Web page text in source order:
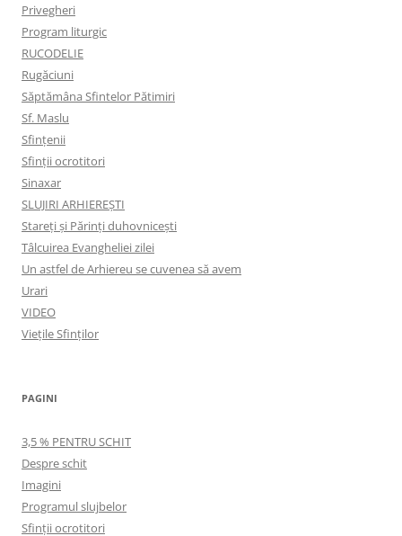
Privegheri
Program liturgic
RUCODELIE
Rugăciuni
Săptămâna Sfintelor Pătimiri
Sf. Maslu
Sfințenii
Sfinții ocrotitori
Sinaxar
SLUJIRI ARHIEREȘTI
Stareți și Părinți duhovnicești
Tâlcuirea Evangheliei zilei
Un astfel de Arhiereu se cuvenea să avem
Urari
VIDEO
Viețile Sfinților
PAGINI
3,5 % PENTRU SCHIT
Despre schit
Imagini
Programul slujbelor
Sfinţii ocrotitori